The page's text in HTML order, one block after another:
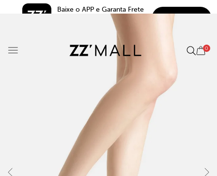
Baixe o APP e Garanta Frete
5.0
BAIXAR
0